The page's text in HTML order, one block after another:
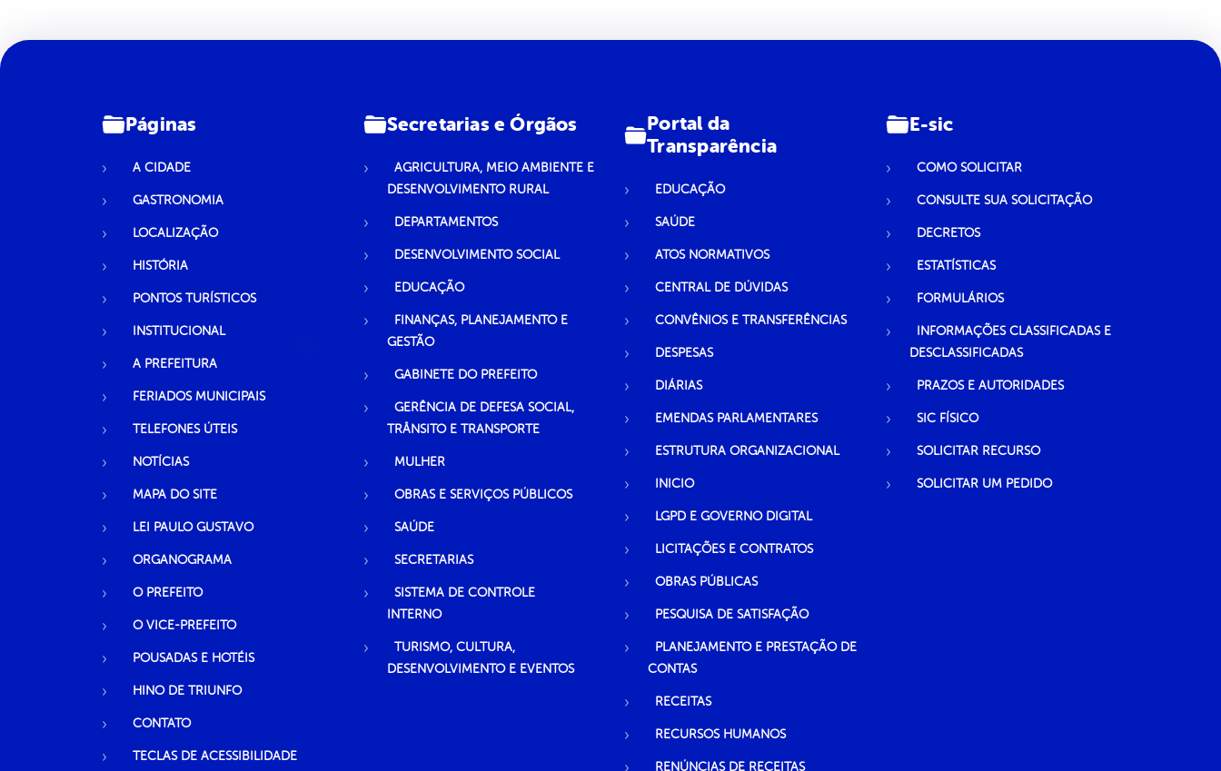
Páginas
A CIDADE
GASTRONOMIA
LOCALIZAÇÃO
HISTÓRIA
PONTOS TURÍSTICOS
INSTITUCIONAL
A PREFEITURA
FERIADOS MUNICIPAIS
TELEFONES ÚTEIS
NOTÍCIAS
MAPA DO SITE
LEI PAULO GUSTAVO
ORGANOGRAMA
O PREFEITO
O VICE-PREFEITO
POUSADAS E HOTÉIS
HINO DE TRIUNFO
CONTATO
TECLAS DE ACESSIBILIDADE
Secretarias e Órgãos
AGRICULTURA, MEIO AMBIENTE E
DESENVOLVIMENTO RURAL
DEPARTAMENTOS
DESENVOLVIMENTO SOCIAL
EDUCAÇÃO
FINANÇAS, PLANEJAMENTO E
GESTÃO
GABINETE DO PREFEITO
GERÊNCIA DE DEFESA SOCIAL,
TRÂNSITO E TRANSPORTE
MULHER
OBRAS E SERVIÇOS PÚBLICOS
SAÚDE
SECRETARIAS
SISTEMA DE CONTROLE
INTERNO
TURISMO, CULTURA,
DESENVOLVIMENTO E EVENTOS
Portal da
Transparência
EDUCAÇÃO
SAÚDE
ATOS NORMATIVOS
CENTRAL DE DÚVIDAS
CONVÊNIOS E TRANSFERÊNCIAS
DESPESAS
DIÁRIAS
EMENDAS PARLAMENTARES
ESTRUTURA ORGANIZACIONAL
INICIO
LGPD E GOVERNO DIGITAL
LICITAÇÕES E CONTRATOS
OBRAS PÚBLICAS
PESQUISA DE SATISFAÇÃO
PLANEJAMENTO E PRESTAÇÃO DE
CONTAS
RECEITAS
RECURSOS HUMANOS
RENÚNCIAS DE RECEITAS
E-sic
COMO SOLICITAR
CONSULTE SUA SOLICITAÇÃO
DECRETOS
ESTATÍSTICAS
FORMULÁRIOS
INFORMAÇÕES CLASSIFICADAS E
DESCLASSIFICADAS
PRAZOS E AUTORIDADES
SIC FÍSICO
SOLICITAR RECURSO
SOLICITAR UM PEDIDO